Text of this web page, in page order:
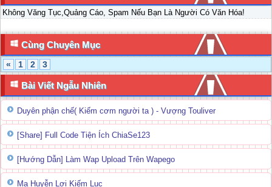
Không Văng Tục,Quảng Cáo, Spam Nếu Bạn Là Người Có Văn Hóa!
Cùng Chuyên Mục
« 1 2 3
Bài Viết Ngẫu Nhiên
Duyên phận chế( Kiếm cơm người ta ) - Vượng Touliver
[Share] Full Code Tiện Ích ChiaSe123
[Hướng Dẫn] Làm Wap Upload Trên Wapego
Ma Huyễn Lợi Kiếm Lục